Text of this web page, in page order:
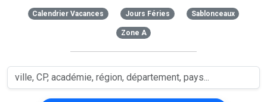
Calendrier Vacances Jours Féries Sablonceaux
Zone A